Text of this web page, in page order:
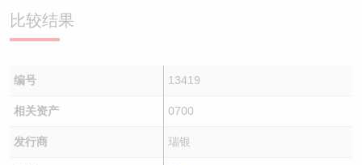
比较结果
编号 13419
相关资产 0700
发行商 瑞银